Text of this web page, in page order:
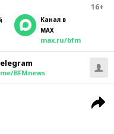
16+
Канал в
MAX
max.ru/bfm
BFMnews